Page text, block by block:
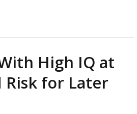
High IQ at
Risk for Later